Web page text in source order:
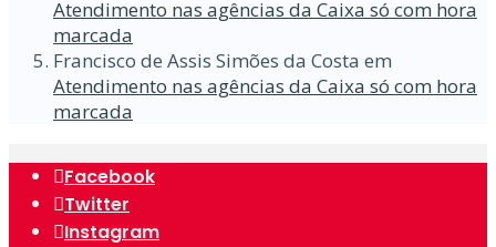
Atendimento nas agências da Caixa só com hora
marcada
Francisco de Assis Simões da Costa em
Atendimento nas agências da Caixa só com hora
marcada
Facebook
Twitter
Instagram